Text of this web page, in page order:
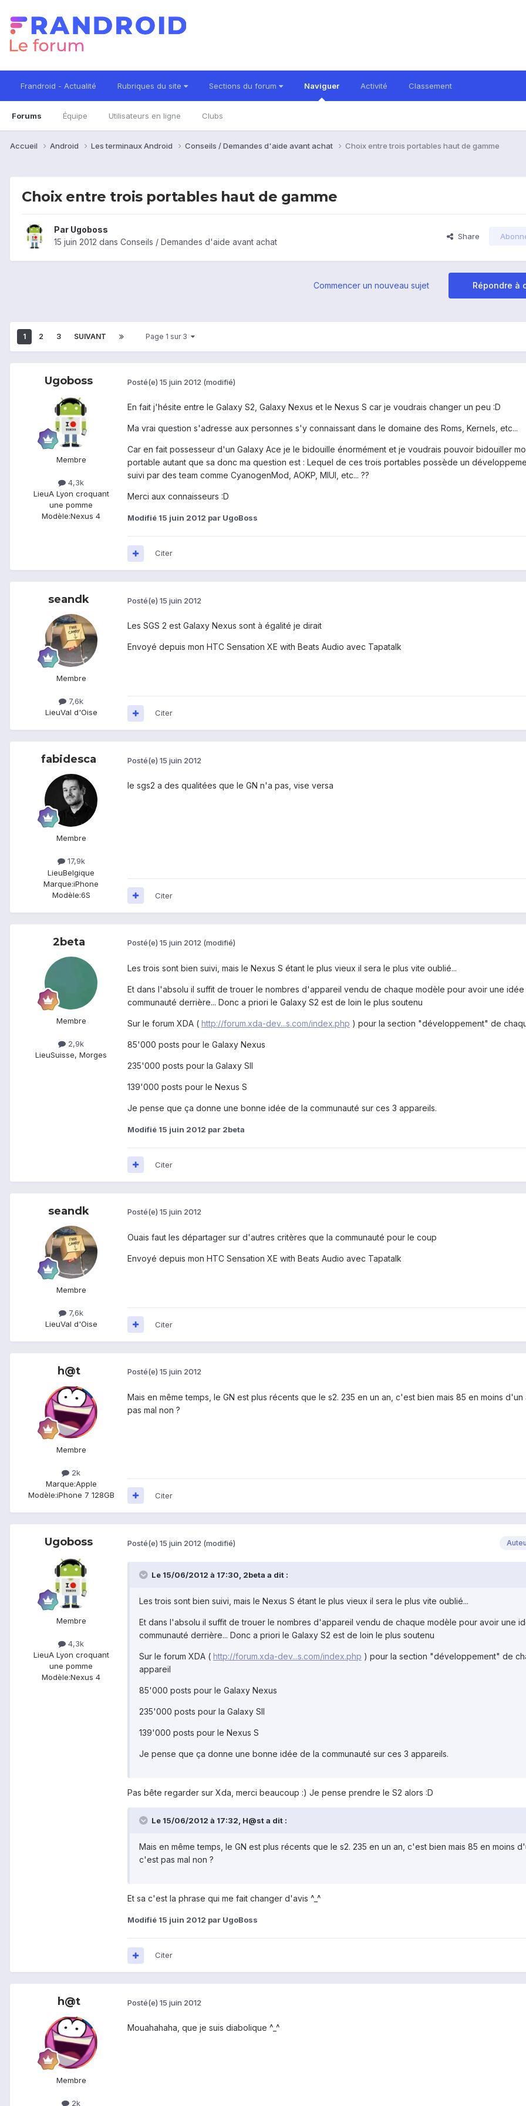
Frandroid - Actualité Rubriques du site Sections du forum Naviguer
Forums Équipe Utilisateurs en ligne Clubs
Activité Classement
Accueil Android Les terminaux Android Conseils / Demandes d'aide avant achat Choix entre trois portables haut de gamme
Choix entre trois portables haut de gamme
Par Ugoboss
15 juin 2012 dans Conseils / Demandes d'aide avant achat
Share
Répondre à
Commencer un nouveau sujet
1 2 3 SUIVANT Page 1 sur 3
Ugoboss
Membre
4,3k
LieuA Lyon croquant
une pomme
Modèle:Nexus 4
Posté(e) 15 juin 2012 (modifié)
En fait j'hésite entre le Galaxy S2, Galaxy Nexus et le Nexus S car je voudrais changer un peu :D
Ma vrai question s'adresse aux personnes s'y connaissant dans le domaine des Roms, Kernels, etc...
Car en fait possesseur d'un Galaxy Ace je le bidouille énormément et je voudrais pouvoir bidouiller
portable autant que sa donc ma question est : Lequel de ces trois portables possède un
suivi par des team comme CyanogenMod, AOKP, MIUI, etc... ??
Merci aux connaisseurs :D
Modifié 15 juin 2012 par UgoBoss
Citer
seandk
Membre
7,6k
LieuVal d'Oise
Posté(e) 15 juin 2012
Les SGS 2 est Galaxy Nexus sont à égalité je dirait
Envoyé depuis mon HTC Sensation XE with Beats Audio avec Tapatalk
Citer
fabidesca
Membre
17,9k
LieuBelgique
Marque:iPhone
Modèle:6S
Posté(e) 15 juin 2012
le sgs2 a des qualitées que le GN n'a pas, vise versa
Citer
2beta
Membre
2,9k
LieuSuisse, Morges
Posté(e) 15 juin 2012 (modifié)
Les trois sont bien suivi, mais le Nexus S étant le plus vieux il sera le plus vite oublié...
Et dans l'absolu il suffit de trouer le nombres d'appareil vendu de chaque modèle pour avoir une idée
communauté derrière... Donc a priori le Galaxy S2 est de loin le plus soutenu
Sur le forum XDA ( http://forum.xda-dev...s.com/index.php ) pour la section "développement" de
85'000 posts pour le Galaxy Nexus
235'000 posts pour la Galaxy SII
139'000 posts pour le Nexus S
Je pense que ça donne une bonne idée de la communauté sur ces 3 appareils.
Modifié 15 juin 2012 par 2beta
Citer
seandk
Membre
7,6k
LieuVal d'Oise
Posté(e) 15 juin 2012
Ouais faut les départager sur d'autres critères que la communauté pour le coup
Envoyé depuis mon HTC Sensation XE with Beats Audio avec Tapatalk
Citer
h@t
Membre
2k
Marque:Apple
Modèle:iPhone 7 128GB
Posté(e) 15 juin 2012
Mais en même temps, le GN est plus récents que le s2. 235 en un an, c'est bien mais 85 en moins
pas mal non ?
Citer
Ugoboss
Membre
4,3k
LieuA Lyon croquant
une pomme
Modèle:Nexus 4
Posté(e) 15 juin 2012 (modifié)
Le 15/06/2012 à 17:30, 2beta a dit :
Les trois sont bien suivi, mais le Nexus S étant le plus vieux il sera le plus vite oublié...
Et dans l'absolu il suffit de trouer le nombres d'appareil vendu de chaque modèle pour avoir une
communauté derrière... Donc a priori le Galaxy S2 est de loin le plus soutenu
Sur le forum XDA ( http://forum.xda-dev...s.com/index.php ) pour la section "développement" de
appareil
85'000 posts pour le Galaxy Nexus
235'000 posts pour la Galaxy SII
139'000 posts pour le Nexus S
Je pense que ça donne une bonne idée de la communauté sur ces 3 appareils.
Pas bête regarder sur Xda, merci beaucoup :) Je pense prendre le S2 alors :D
Le 15/06/2012 à 17:32, H@st a dit :
Mais en même temps, le GN est plus récents que le s2. 235 en un an, c'est bien mais 85 en moins
c'est pas mal non ?
Et sa c'est la phrase qui me fait changer d'avis ^_^
Modifié 15 juin 2012 par UgoBoss
Citer
h@t
Membre
2k
Posté(e) 15 juin 2012
Mouahahaha, que je suis diabolique ^_^